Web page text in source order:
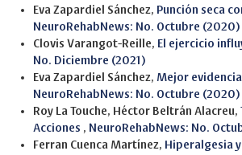
Eva Zapardiel Sánchez, Punción seca
NeuroRehabNews: No. Octubre (2020)
Clovis Varangot-Reille, El ejercicio
No. Diciembre (2021)
Eva Zapardiel Sánchez, Mejor
NeuroRehabNews: No. Octubre (2020)
Roy La Touche, Héctor Beltrán Alacreu,
Acciones , NeuroRehabNews: No.
Ferran Cuenca Martínez, Hiperalgesia